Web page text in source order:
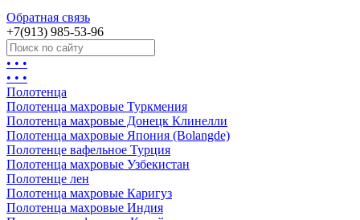
Обратная связь
+7(913) 985-53-96
• • •
• • •
Полотенца
Полотенца махровые Туркмения
Полотенца махровые Донецк Клинелли
Полотенца махровые Япония (Bolangde)
Полотенце вафельное Турция
Полотенца махровые Узбекистан
Полотенце лен
Полотенца махровые Каригуз
Полотенца махровые Индия